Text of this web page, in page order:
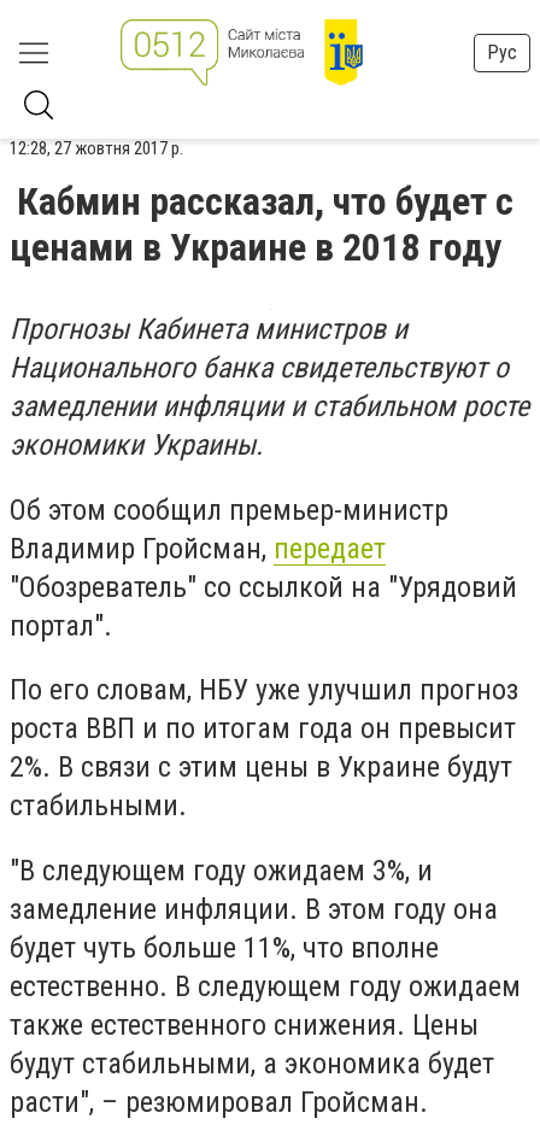
Рус
12:28, 27 жовтня 2017 р.
Кабмин рассказал, что будет с
ценами в Украине в 2018 году
Прогнозы Кабинета министров и
Национального банка свидетельствуют о
замедлении инфляции и стабильном росте
экономики Украины.
Об этом сообщил премьер-министр
Владимир Гройсман, передает
"Обозреватель" со ссылкой на "Урядовий
портал".
По его словам, НБУ уже улучшил прогноз
роста ВВП и по итогам года он превысит
2%. В связи с этим цены в Украине будут
стабильными.
"В следующем году ожидаем 3%, и
замедление инфляции. В этом году она
будет чуть больше 11%, что вполне
естественно. В следующем году ожидаем
также естественного снижения. Цены
будут стабильными, а экономика будет
расти", – резюмировал Гройсман.